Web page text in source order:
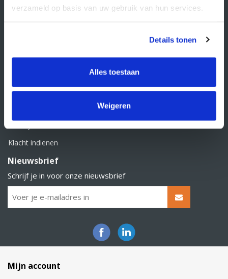
verzameld op basis van uw gebruik van hun services.
Details tonen
Alles toestaan
Weigeren
Retourbeleid
Klacht indienen
Nieuwsbrief
Schrijf je in voor onze nieuwsbrief
Mijn account